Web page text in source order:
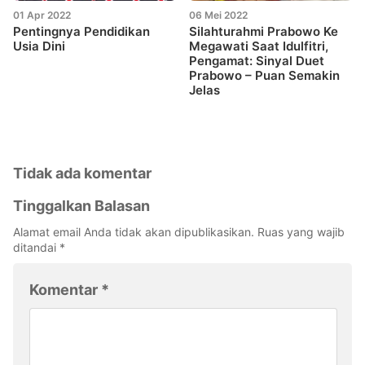
01 Apr 2022
Pentingnya Pendidikan
Usia Dini
06 Mei 2022
Silahturahmi Prabowo Ke
Megawati Saat Idulfitri,
Pengamat: Sinyal Duet
Prabowo – Puan Semakin
Jelas
Tidak ada komentar
Tinggalkan Balasan
Alamat email Anda tidak akan dipublikasikan. Ruas yang wajib
ditandai *
Komentar *